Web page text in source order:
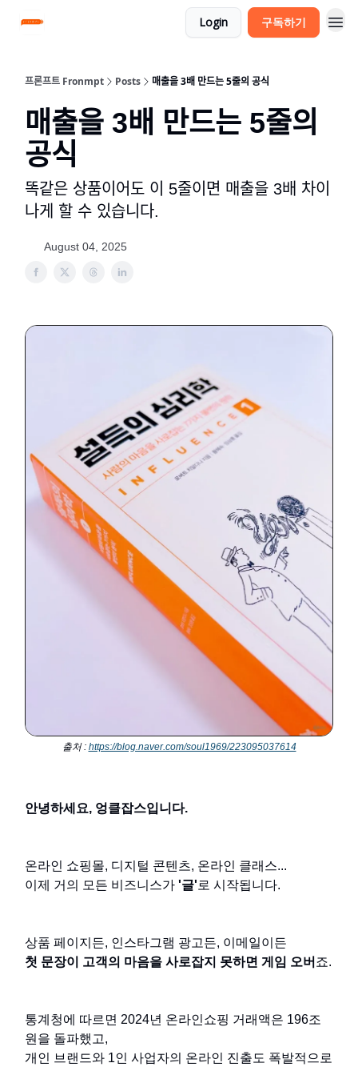
Login 구독하기
프론프트 Fronmpt Posts 매출을 3배 만드는 5줄의 공식
매출을 3배 만드는 5줄의
공식
똑같은 상품이어도 이 5줄이면 매출을 3배 차이
나게 할 수 있습니다.
August 04, 2025
출처 : https://blog.naver.com/soul1969/223095037614
안녕하세요, 엉클잡스입니다.
온라인 쇼핑몰, 디지털 콘텐츠, 온라인 클래스...
이제 거의 모든 비즈니스가 '글'로 시작됩니다.
상품 페이지든, 인스타그램 광고든, 이메일이든
첫 문장이 고객의 마음을 사로잡지 못하면 게임 오버 죠.
통계청에 따르면 2024년 온라인쇼핑 거래액은 196조
원을 돌파했고,
개인 브랜드와 1인 사업자의 온라인 진출도 폭발적으로